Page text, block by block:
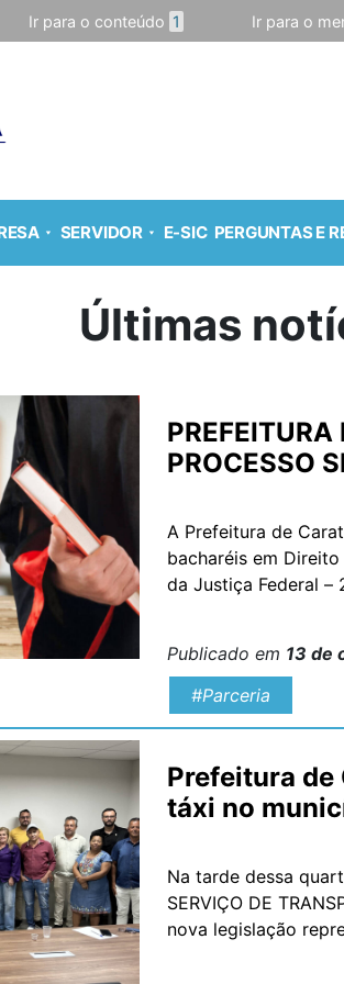
Ir para o conteúdo 1 Ir para o
SERVIDOR E-SIC PERGUNTAS E
Últimas
PROCESSO
A Prefeitura de
bacharéis em
da Justiça Federal –
Publicado em 13 de
#Parceria
Prefeitura de
táxi no
Na tarde dessa
SERVIÇO DE
nova legislação